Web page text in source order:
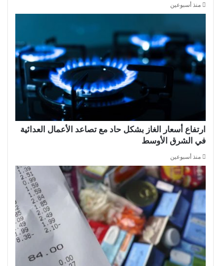
منذ أسبوعين
ارتفاع أسعار الغاز بشكل حاد مع تصاعد الأعمال العدائية
في الشرق الأوسط
منذ أسبوعين